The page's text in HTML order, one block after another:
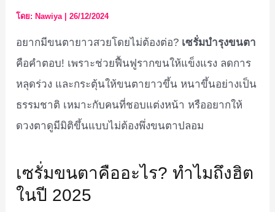
โดย: Nawiya |26/12/2024
อยากมีขนตายาวสวยโดยไม่ต้องต่อ? เซรั่มบำรุงขนตา
คือคำตอบ! เพราะช่วยฟื้นฟูรากขนให้แข็งแรง ลดการ
หลุดร่วง และกระตุ้นให้ขนตายาวขึ้น หนาขึ้นอย่างเป็น
ธรรมชาติ เหมาะกับคนที่ชอบแต่งหน้า หรืออยากให้
ดวงตาดูมีมิติขึ้นแบบไม่ต้องพึ่งขนตาปลอม
เซรั่มขนตาคืออะไร? ทำไมถึงฮิต
ในปี 2025